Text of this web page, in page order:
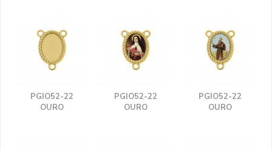
PGIO52-22
OURO
PGIO52-22
OURO
PGIO52-22
OURO